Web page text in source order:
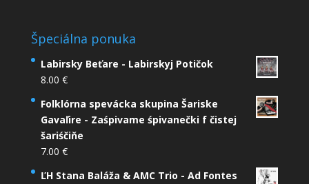
Špeciálna ponuka
Labirsky Beťare - Labirskyj Potičok
8.00 €
Folklórna spevácka skupina Šariske
Gavaľire - Zaśpivame śpivanečki f čistej
šariśčiňe
7.00 €
ĽH Stana Baláža & AMC Trio - Ad Fontes